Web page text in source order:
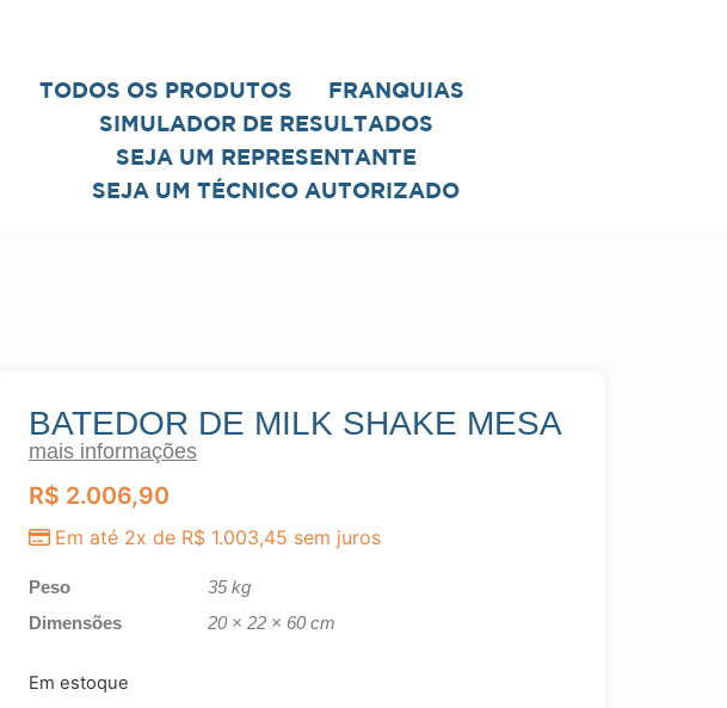
TODOS OS PRODUTOS
FRANQUIAS
SIMULADOR DE RESULTADOS
SEJA UM REPRESENTANTE
SEJA UM TÉCNICO AUTORIZADO
BATEDOR DE MILK SHAKE MESA
mais informações
R$ 2.006,90
Em até 2x de R$ 1.003,45 sem juros
Peso
35 kg
Dimensões
20 × 22 × 60 cm
Em estoque